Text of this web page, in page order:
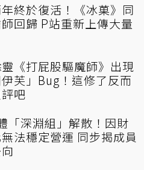
終於復活！《冰菓》同
回歸 P站重新上傳大量
《打屁股驅魔師》出現
伊芙」Bug！這修了反而
吧
「深淵組」解散！因財
法穩定營運 同步揭成員